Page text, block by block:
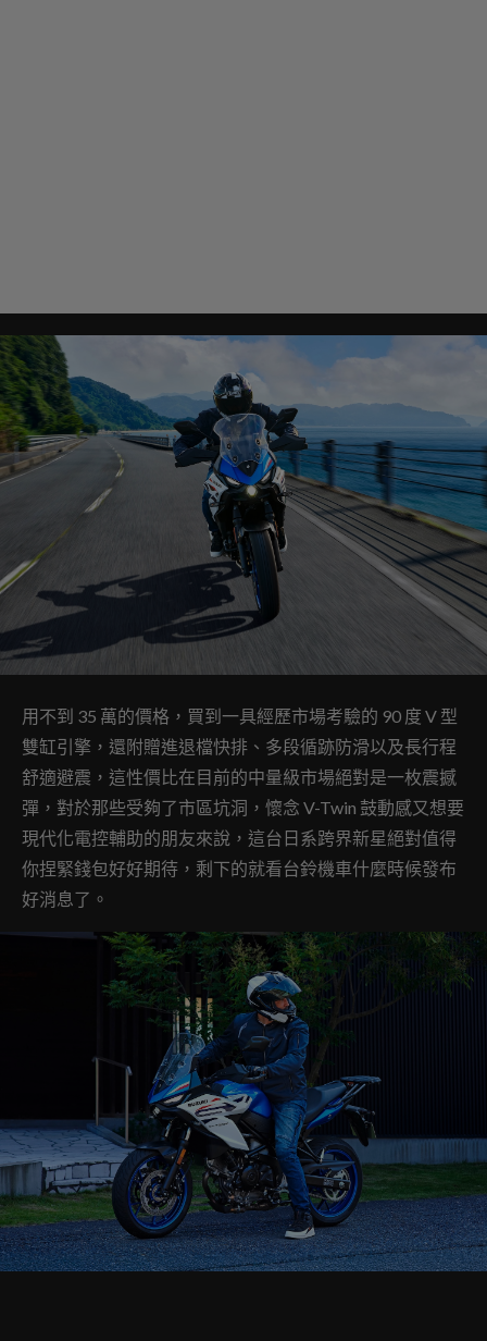
用不到 35 萬的價格，買到一具經歷市場考驗的 90 度 V 型
雙缸引擎，還附贈進退檔快排、多段循跡防滑以及長行程
舒適避震，這性價比在目前的中量級市場絕對是一枚震撼
彈，對於那些受夠了市區坑洞，懷念 V-Twin 鼓動感又想要
現代化電控輔助的朋友來說，這台日系跨界新星絕對值得
你捏緊錢包好好期待，剩下的就看台鈴機車什麼時候發布
好消息了。